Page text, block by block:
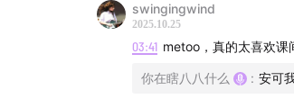
好想大声说爱你
swingingwind
2025.10.25
03:41 metoo，真的太喜欢课
你在瞎八八什么 : 安可